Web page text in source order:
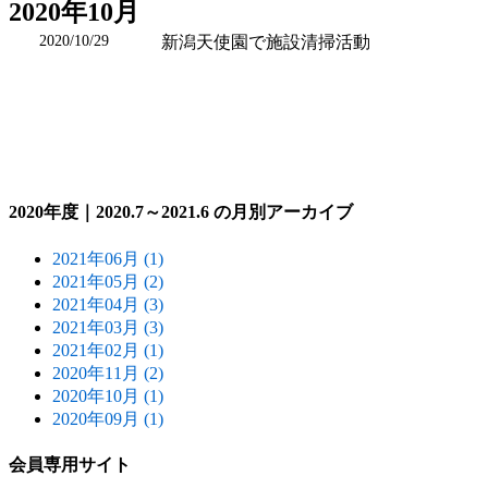
2020年10月
2020/10/29 新潟天使園で施設清掃活動
2020年度｜2020.7～2021.6 の月別アーカイブ
2021年06月 (1)
2021年05月 (2)
2021年04月 (3)
2021年03月 (3)
2021年02月 (1)
2020年11月 (2)
2020年10月 (1)
2020年09月 (1)
会員専用サイト